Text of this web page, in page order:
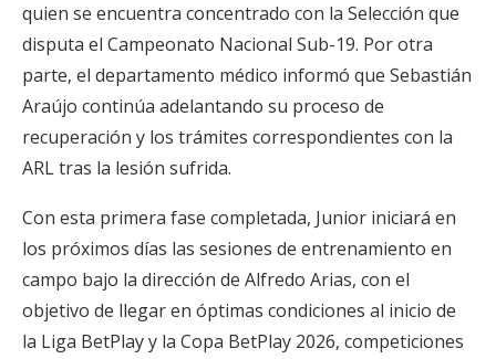
quien se encuentra concentrado con la Selección que
disputa el Campeonato Nacional Sub-19. Por otra
parte, el departamento médico informó que Sebastián
Araújo continúa adelantando su proceso de
recuperación y los trámites correspondientes con la
ARL tras la lesión sufrida.
Con esta primera fase completada, Junior iniciará en
los próximos días las sesiones de entrenamiento en
campo bajo la dirección de Alfredo Arias, con el
objetivo de llegar en óptimas condiciones al inicio de
la Liga BetPlay y la Copa BetPlay 2026, competiciones